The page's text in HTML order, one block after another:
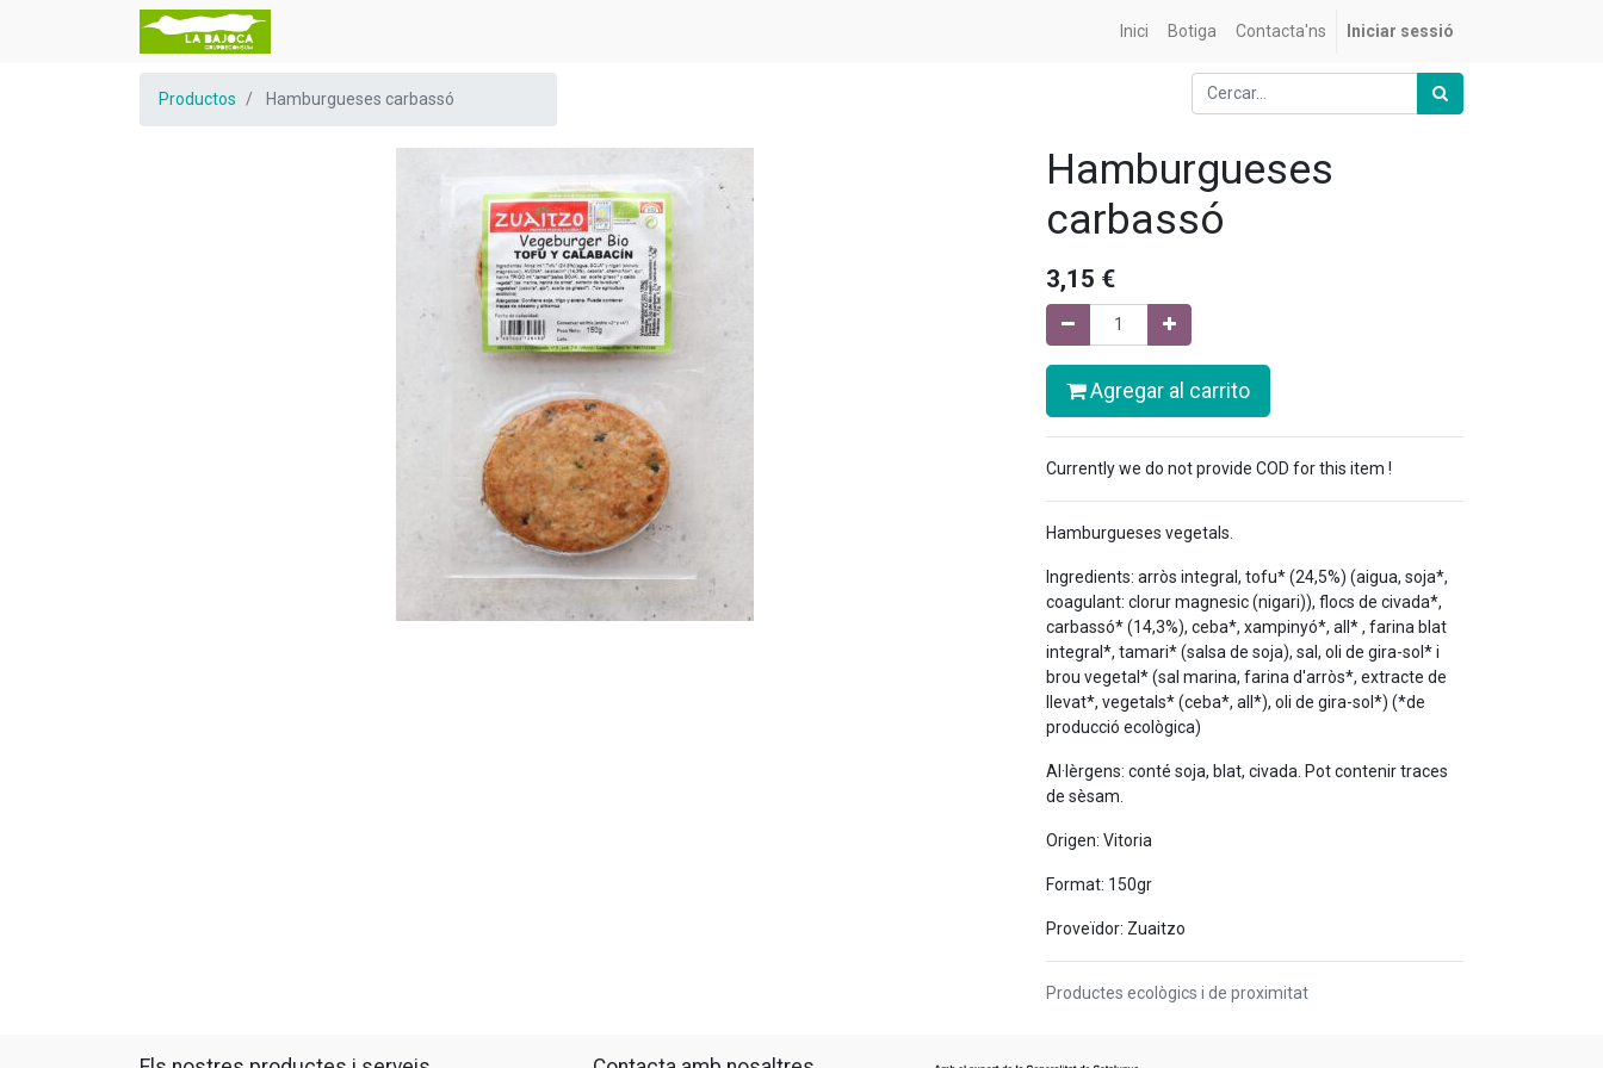
Inici Botiga Contacta'ns Iniciar sessió
Productos Hamburgueses carbassó
Hamburgueses
carbassó
3,15 €
Agregar al carrito
Currently we do not provide COD for this item !
Hamburgueses vegetals.
Ingredients: arròs integral, tofu* (24,5%) (aigua, soja*,
coagulant: clorur magnesic (nigari)), flocs de civada*,
carbassó* (14,3%), ceba*, xampinyó*, all* , farina blat
integral*, tamari* (salsa de soja), sal, oli de gira-sol* i
brou vegetal* (sal marina, farina d'arròs*, extracte de
llevat*, vegetals* (ceba*, all*), oli de gira-sol*) (*de
producció ecològica)
Al·lèrgens: conté soja, blat, civada. Pot contenir traces
de sèsam.
Origen: Vitoria
Format: 150gr
Proveïdor: Zuaitzo
Productes ecològics i de proximitat